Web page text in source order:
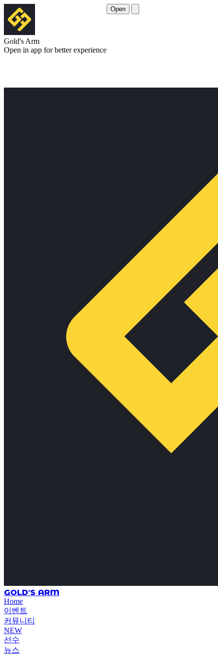
Gold's Arm
Open in app for better experience
Open
GOLD'S ARM
Home
이벤트
커뮤니티
NEW
선수
뉴스